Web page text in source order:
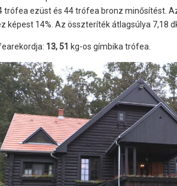
trófea ezüst és 44 trófea bronz minősítést.
képest 14%. Az összteríték átlagsúlya 7,18
13, 51 kg-os gímbika trófea.